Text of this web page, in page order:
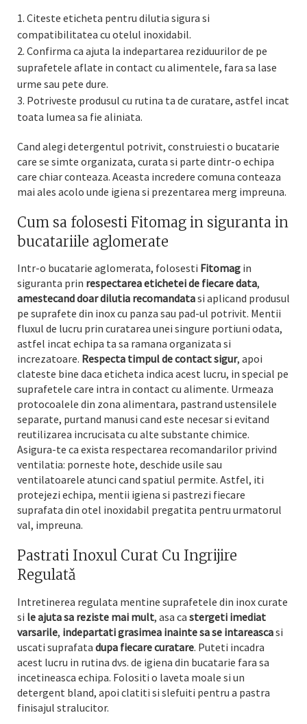
Citeste eticheta pentru dilutia sigura si
compatibilitatea cu otelul inoxidabil.
Confirma ca ajuta la indepartarea reziduurilor de pe
suprafetele aflate in contact cu alimentele, fara sa lase
urme sau pete dure.
Potriveste produsul cu rutina ta de curatare, astfel incat
toata lumea sa fie aliniata.
Cand alegi detergentul potrivit, construiesti o bucatarie
care se simte organizata, curata si parte dintr-o echipa
care chiar conteaza. Aceasta incredere comuna conteaza
mai ales acolo unde igiena si prezentarea merg impreuna.
Cum sa folosesti Fitomag in siguranta in
bucatariile aglomerate
Intr-o bucatarie aglomerata, folosesti Fitomag in
siguranta prin respectarea etichetei de fiecare data,
amestecand doar dilutia recomandatasi aplicand produsul
pe suprafete din inox cu panza sau pad-ul potrivit. Mentii
fluxul de lucru prin curatarea unei singure portiuni odata,
astfel incat echipa ta sa ramana organizata si
increzatoare. Respecta timpul de contact sigur, apoi
clateste bine daca eticheta indica acest lucru, in special pe
suprafetele care intra in contact cu alimente. Urmeaza
protocoalele din zona alimentara, pastrand ustensilele
separate, purtand manusi cand este necesar si evitand
reutilizarea incrucisata cu alte substante chimice.
Asigura-te ca exista respectarea recomandarilor privind
ventilatia: porneste hote, deschide usile sau
ventilatoarele atunci cand spatiul permite. Astfel, iti
protejezi echipa, mentii igiena si pastrezi fiecare
suprafata din otel inoxidabil pregatita pentru urmatorul
val, impreuna.
Pastrati Inoxul Curat Cu Ingrijire
Regulatǎ
Intretinerea regulata mentine suprafetele din inox curate
si le ajuta sa reziste mai mult, asa ca stergeti imediat
varsarile, indepartati grasimea inainte sa se intareascasi
uscati suprafata dupa fiecare curatare. Puteti incadra
acest lucru in rutina dvs. de igiena din bucatarie fara sa
incetineasca echipa. Folositi o laveta moale si un
detergent bland, apoi clatiti si slefuiti pentru a pastra
finisajul stralucitor.